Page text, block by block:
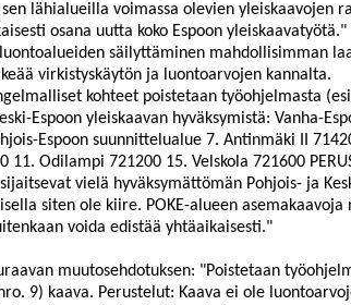
lähialueilla voimassa olevien yleiskaavojen
osana uutta koko Espoon yleiskaavatyötä."
säilyttäminen mahdollisimman
virkistyskäytön ja luontoarvojen kannalta.
kohteet poistetaan työohjelmasta
Espoon yleiskaavan hyväksymistä: Vanha-
Espoon suunnittelualue 7. Antinmäki II
11. Odilampi 721200 15. Velskola 721600
vielä hyväksymättömän Pohjois- ja
siten ole kiire. POKE-alueen asemakaavoja
voida edistää yhtäaikaisesti."
muutosehdotuksen: "Poistetaan
9) kaava. Perustelut: Kaava ei ole